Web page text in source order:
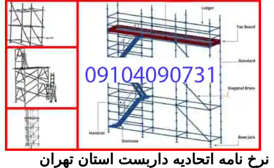
نرخ نامه اتحادیه داربست استان تهران